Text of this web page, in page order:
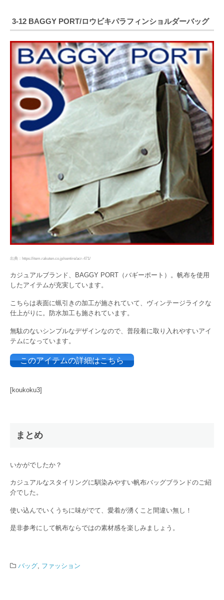
3-12 BAGGY PORT/ロウビキパラフィンショルダーバッグ
出典：https://item.rakuten.co.jp/sentire/acr-471/
カジュアルブランド、BAGGY PORT（バギーポート）。帆布を使用
したアイテムが充実しています。
こちらは表面に蝋引きの加工が施されていて、ヴィンテージライクな
仕上がりに。防水加工も施されています。
無駄のないシンプルなデザインなので、普段着に取り入れやすいアイ
テムになっています。
このアイテムの詳細はこちら
[koukoku3]
まとめ
いかがでしたか？
カジュアルなスタイリングに馴染みやすい帆布バッグブランドのご紹
介でした。
使い込んでいくうちに味がでて、愛着が湧くこと間違い無し！
是非参考にして帆布ならではの素材感を楽しみましょう。
バッグ, ファッション